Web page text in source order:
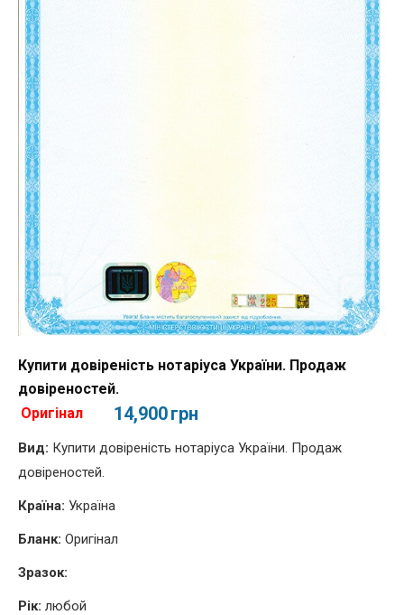
Купити довіреність нотаріуса України. Продаж
довіреностей.
Оригінал
14,900грн
Вид: Купити довіреність нотаріуса України. Продаж
довіреностей.
Країна: Україна
Бланк: Оригінал
Зразок:
Рік: любой